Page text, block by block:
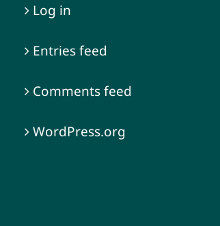
Log in
Entries feed
Comments feed
WordPress.org